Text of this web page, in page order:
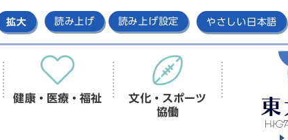
拡大 読み上げ 読み上げ設定 やさしい日本語
健康・医療・福祉
文化・スポーツ
協働